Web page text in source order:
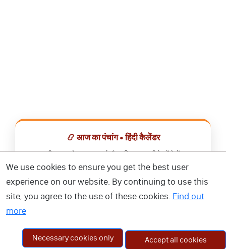
📿 आज का पंचांग • हिंदी कैलेंडर
सभी व्रत, त्योहार, शुभ मुहूर्त और राशिफल एक ही ऐप में देखें।
📅 हिंदी कैलेंडर ऐप डाउनलोड करें
We use cookies to ensure you get the best user
experience on our website. By continuing to use this
site, you agree to the use of these cookies. Find out
more
Necessary cookies only Accept all cookies